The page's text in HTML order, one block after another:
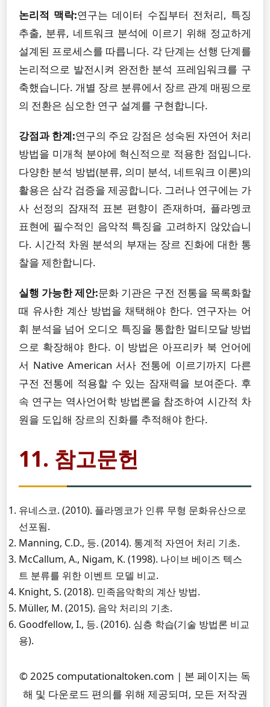
논리적 맥락:연구는 데이터 수집부터 전처리, 특징
추출, 분류, 네트워크 분석에 이르기 위해 정교하게
설계된 프로세스를 따릅니다. 각 단계는 선행 단계를
논리적으로 발전시켜 완전한 분석 프레임워크를 구
축했습니다. 개별 장르 분류에서 장르 관계 매핑으로
의 전환은 심오한 연구 설계를 구현합니다.
강점과 한계:연구의 주요 강점은 성숙된 자연어 처리
방법을 미개척 분야에 혁신적으로 적용한 점입니다.
다양한 분석 방법(분류, 의미 분석, 네트워크 이론)의
활용은 삼각 검증을 제공합니다. 그러나 연구에는 가
사 선정의 잠재적 표본 편향이 존재하며, 플라멩코
표현에 필수적인 음악적 특징을 고려하지 않았습니
다. 시간적 차원 분석의 부재는 장르 진화에 대한 통
찰을 제한합니다.
실행 가능한 제안:문화 기관은 구전 전통을 목록화할
때 유사한 계산 방법을 채택해야 한다. 연구자는 어
휘 분석을 넘어 오디오 특징을 통합한 멀티모달 방법
으로 확장해야 한다. 이 방법은 아프리카 북 언어에
서 Native American 서사 전통에 이르기까지 다른
구전 전통에 적용할 수 있는 잠재력을 보여준다. 후
속 연구는 역사언어학 방법론을 참조하여 시간적 차
원을 도입해 장르의 진화를 추적해야 한다.
11. 참고문헌
유네스코. (2010). 플라멩코가 인류 무형 문화유산으로
선포됨.
Manning, C.D., 등. (2014). 통계적 자연어 처리 기초.
McCallum, A., Nigam, K. (1998). 나이브 베이즈 텍스
트 분류를 위한 이벤트 모델 비교.
Knight, S. (2018). 민족음악학의 계산 방법.
Müller, M. (2015). 음악 처리의 기초.
Goodfellow, I., 등. (2016). 심층 학습(기술 방법론 비교
용).
© 2025 computationaltoken.com | 본 페이지는 독
해 및 다운로드 편의를 위해 제공되며, 모든 저작권